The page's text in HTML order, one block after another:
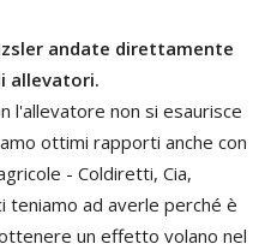
andate direttamente
allevatori.
l'allevatore non si esaurisce
ottimi rapporti anche con
- Coldiretti, Cia,
teniamo ad averle perché è
un effetto volano nel